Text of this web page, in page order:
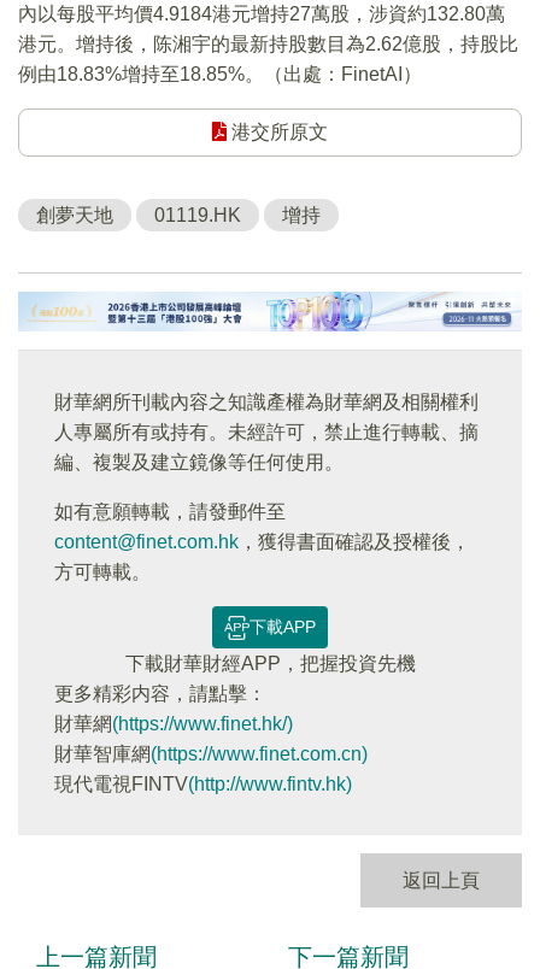
內以每股平均價4.9184港元增持27萬股，涉資約132.80萬
港元。增持後，陈湘宇的最新持股數目為2.62億股，持股比
例由18.83%增持至18.85%。（出處：FinetAI）
港交所原文
創夢天地 01119.HK 增持
財華網所刊載內容之知識產權為財華網及相關權利
人專屬所有或持有。未經許可，禁止進行轉載、摘
編、複製及建立鏡像等任何使用。
如有意願轉載，請發郵件至
content@finet.com.hk ，獲得書面確認及授權後，
方可轉載。
下載APP
下載財華財經APP，把握投資先機
更多精彩内容，請點擊：
財華網(https://www.finet.hk/)
財華智庫網(https://www.finet.com.cn)
現代電視FINTV(http://www.fintv.hk)
返回上頁
上一篇新聞 下一篇新聞